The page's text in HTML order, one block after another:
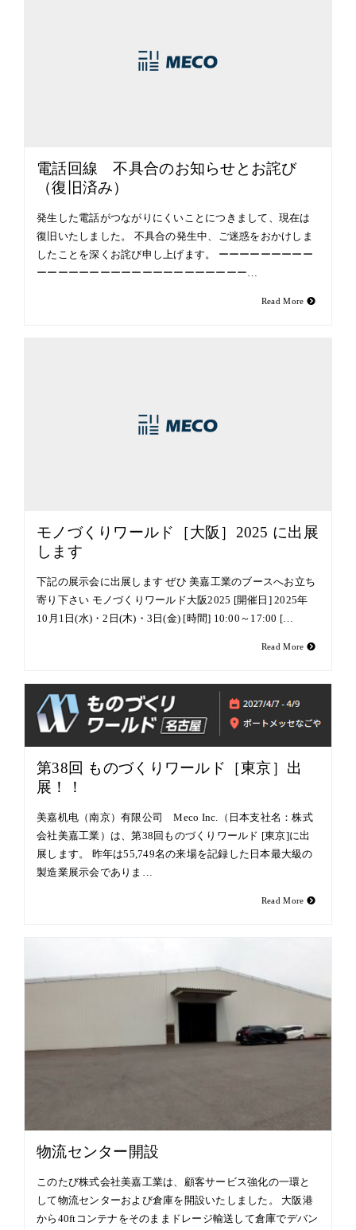
電話回線 不具合のお知らせとお詫び
（復旧済み）
発生した電話がつながりにくいことにつきまして、現在は
復旧いたしました。 不具合の発生中、ご迷惑をおかけしま
したことを深くお詫び申し上げます。 ーーーーーーーーー
ーーーーーーーーーーーーーーーーーーーー…
Read More
モノづくりワールド［大阪］2025 に出展
します
下記の展示会に出展します ぜひ 美嘉工業のブースへお立ち
寄り下さい モノづくりワールド大阪2025 [開催日] 2025年
10月1日(水)・2日(木)・3日(金) [時間] 10:00～17:00 […
Read More
第38回 ものづくりワールド［東京］出
展！！
美嘉机电（南京）有限公司 Meco Inc.（日本支社名：株式
会社美嘉工業）は、第38回ものづくりワールド [東京]に出
展します。 昨年は55,749名の来場を記録した日本最大級の
製造業展示会でありま…
Read More
物流センター開設
このたび株式会社美嘉工業は、顧客サービス強化の一環と
して物流センターおよび倉庫を開設いたしました。 大阪港
から40ftコンテナをそのままドレージ輸送して倉庫でデバン